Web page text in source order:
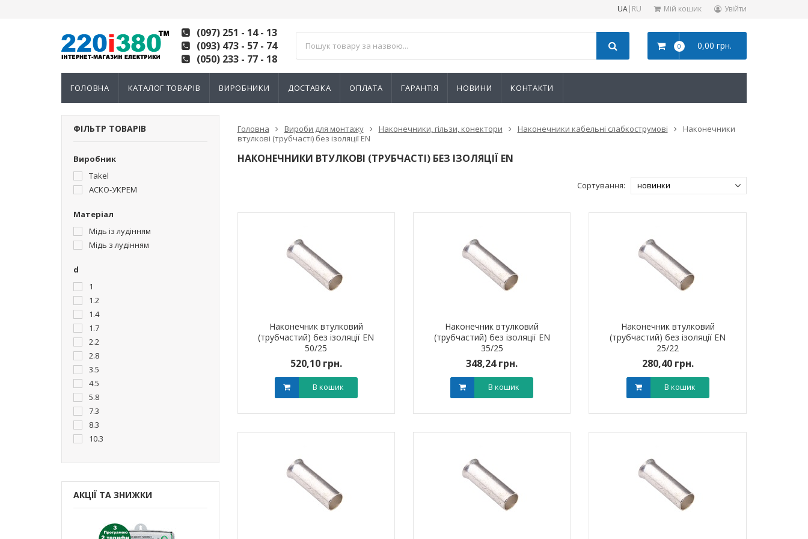
UA| RU Мій кошик Увійти
(097) 251 - 14 - 13
(093) 473 - 57 - 74
(050) 233 - 77 - 18
0 0,00 грн.
ГОЛОВНА КАТАЛОГ ТОВАРІВ ВИРОБНИКИ ДОСТАВКА ОПЛАТА ГАРАНТІЯ НОВИНИ КОНТАКТИ
ФІЛЬТР ТОВАРІВ
Виробник
Takel
АСКО-УКРЕМ
Матеріал
Мідь із лудінням
Мідь з лудінням
d
1
1.2
1.4
1.7
2.2
2.8
3.5
4.5
5.8
7.3
8.3
10.3
АКЦІЇ ТА ЗНИЖКИ
Головна Вироби для монтажу Наконечники, гільзи, конектори Наконечники кабельні слабкострумові
Наконечники
втулкові (трубчасті) без ізоляції EN
НАКОНЕЧНИКИ ВТУЛКОВІ (ТРУБЧАСТІ) БЕЗ ІЗОЛЯЦІЇ EN
Сортування:
Наконечник втулковий
(трубчастий) без ізоляції EN
50/25
520,10 грн.
В кошик
Наконечник втулковий
(трубчастий) без ізоляції EN
35/25
348,24 грн.
В кошик
Наконечник втулковий
(трубчастий) без ізоляції EN
25/22
280,40 грн.
В кошик